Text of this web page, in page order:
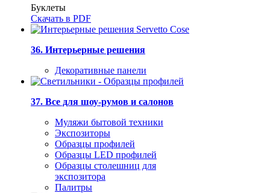
Буклеты
Скачать в PDF
36. Интерьерные решения
Декоративные панели
37. Все для шоу-румов и салонов
Муляжи бытовой техники
Экспозиторы
Образцы профилей
Образцы LED профилей
Образцы столешниц для
экспозитора
Палитры